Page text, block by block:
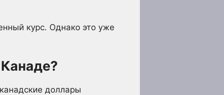
курс. Однако это уже
доллары